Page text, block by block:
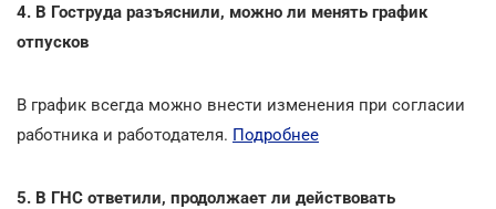
4. В Гоструда разъяснили, можно ли менять график
отпусков
В график всегда можно внести изменения при согласии
работника и работодателя. Подробнее
5. В ГНС ответили, продолжает ли действовать